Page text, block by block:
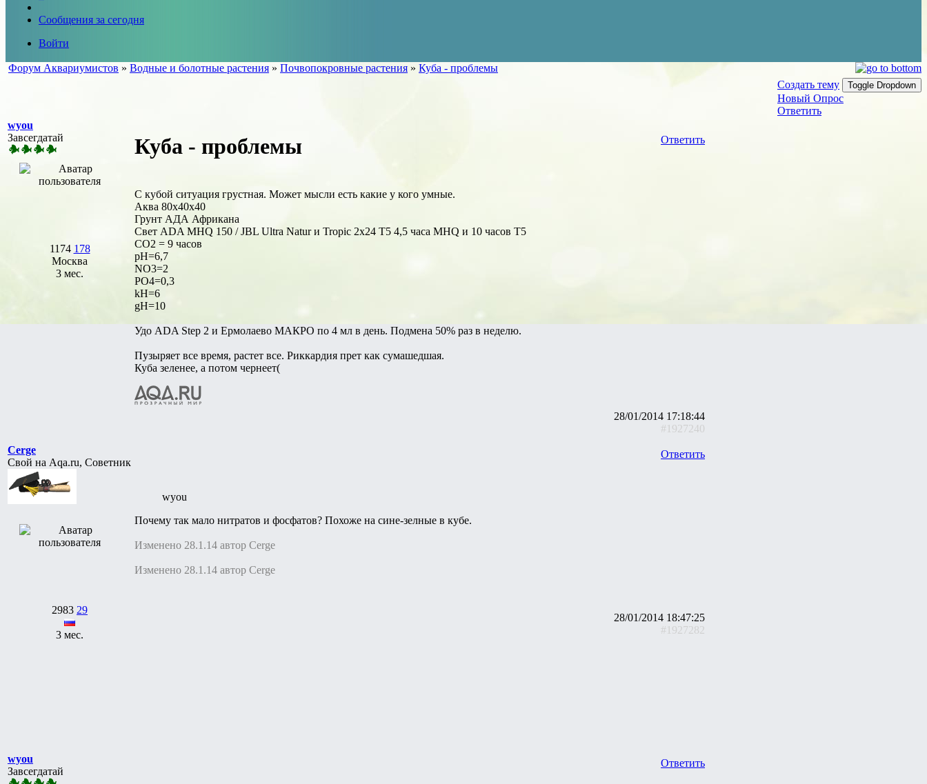
Сообщения за сегодня
Войти
Форум Аквариумистов » Водные и болотные растения » Почвопокровные растения » Куба - проблемы
Создать тему
Toggle Dropdown
Новый Опрос
Ответить
wyou
Завсегдатай
1174 178
Москва
3 мес.
Ответить
Куба - проблемы
С кубой ситуация грустная. Может мысли есть какие у кого умные.
Аква 80х40х40
Грунт АДА Африкана
Свет ADA MHQ 150 / JBL Ultra Natur и Tropic 2x24 T5 4,5 часа MHQ и 10 часов Т5
CO2 = 9 часов
pH=6,7
NO3=2
PO4=0,3
kH=6
gH=10
Удо ADA Step 2 и Ермолаево МАКРО по 4 мл в день. Подмена 50% раз в неделю.
Пузыряет все время, растет все. Риккардия прет как сумашедшая.
Куба зеленее, а потом чернеет(
28/01/2014 17:18:44
#1927240
Cerge
Свой на Aqa.ru, Советник
2983 29
3 мес.
Ответить
wyou
Почему так мало нитратов и фосфатов? Похоже на сине-зелные в кубе.
Изменено 28.1.14 автор Cerge
Изменено 28.1.14 автор Cerge
28/01/2014 18:47:25
#1927282
wyou
Завсегдатай
Ответить